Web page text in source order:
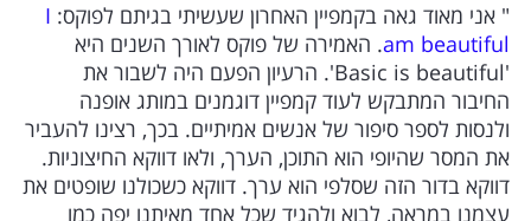
" אני מאוד גאה בקמפיין האחרון שעשיתי בגיתם לפוקס: I
am beautiful. האמירה של פוקס לאורך השנים היא
'Basic is beautiful'. הרעיון הפעם היה לשבור את
החיבור המתבקש לעוד קמפיין דוגמנים במותג אופנה
ולנסות לספר סיפור של אנשים אמיתיים. בכך, רצינו להעביר
את המסר שהיופי הוא התוכן, הערך, ולאו דווקא החיצוניות.
דווקא בדור הזה שסלפי הוא ערך. דווקא כשכולנו שופטים את
עצמנו במראה, לבוא ולהגיד שכל אחד מאיתנו יפה כמו